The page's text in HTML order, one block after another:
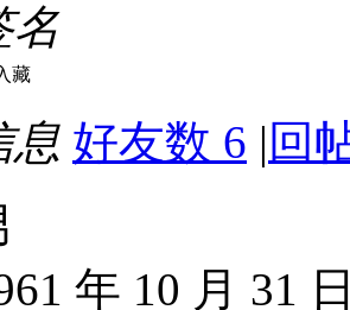
名
藏
息 好友数 6 | 回
年 10 月 31